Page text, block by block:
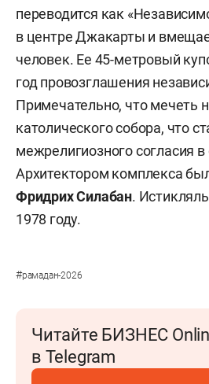
переводится как
в центре Джакарты и
человек. Ее 45-метровый
год провозглашения
Примечательно, что мечеть
католического собора, что
межрелигиозного согласия в
Архитектором комплекса
Фридрих Силабан.
1978 году.
#рамадан-2026
Читайте БИЗНЕС
в Telegram